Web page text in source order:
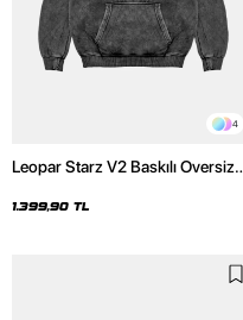
4
Leopar Starz V2 Baskılı Oversize
Hoodie
1.399,90 TL